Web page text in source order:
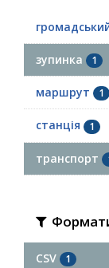
зупинка 1
маршрут 1
станція 1
транспорт
CSV 1